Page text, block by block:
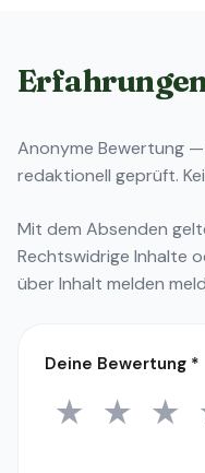
Anonyme Bewertung
redaktionell geprüft.
Mit dem Absenden
Rechtswidrige Inhalte
überInhalt melden
Deine Bewertung *
1 Stern
★ 2
★ 3
★